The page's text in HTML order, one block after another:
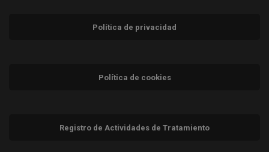
Política de privacidad
Política de cookies
Registro de Actividades de Tratamiento